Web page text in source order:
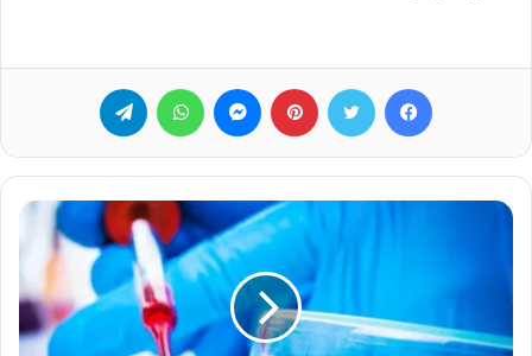
فيسبوك تويتر بينتيريست ماسنجر واتساب